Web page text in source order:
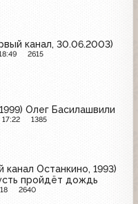
канал, 30.06.2003)
2615
Олег Басилашвили
1385
канал Останкино, 1993)
пройдёт дождь
2640